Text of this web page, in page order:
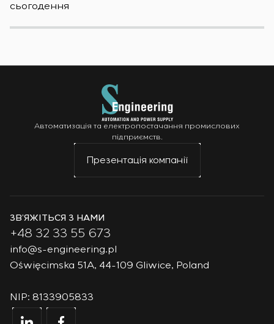
сьогодення
Автоматизація та електропостачання промислових
підприємств.
Презентація компанії
ЗВ’ЯЖІТЬСЯ З НАМИ
+48 32 33 55 673
info@s-engineering.pl
Oświęcimska 51A, 44-109 Gliwice, Poland
NIP: 8133905833